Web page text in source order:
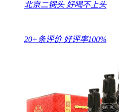
北京二锅头 好喝不上头
20+条评价 好评率100%